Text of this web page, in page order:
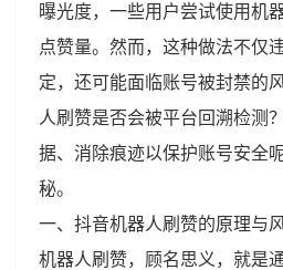
曝光度，一些用户尝试使用机
点赞量。然而，这种做法不仅
定，还可能面临账号被封禁的
人刷赞是否会被平台回溯检测
据、消除痕迹以保护账号安全
秘。
一、抖音机器人刷赞的原理与
机器人刷赞，顾名思义，就是